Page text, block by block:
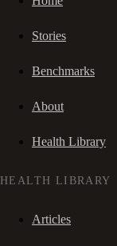
Stories
Benchmarks
About
Health Library
HEALTH LIBRARY
Articles